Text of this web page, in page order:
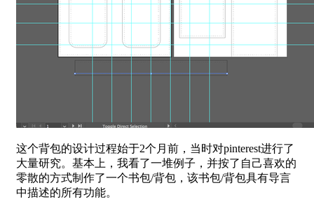
这个背包的设计过程始于2个月前，当时对pinterest进行了
大量研究。基本上，我看了一堆例子，并按了自己喜欢的
零散的方式制作了一个书包/背包，该书包/背包具有导言
中描述的所有功能。